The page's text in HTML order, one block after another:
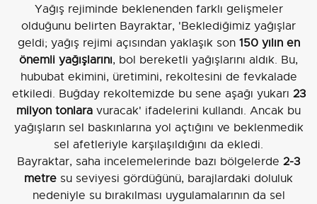
Yağış rejiminde beklenenden farklı gelişmeler
olduğunu belirten Bayraktar, 'Beklediğimiz yağışlar
geldi; yağış rejimi açısından yaklaşık son 150 yılın en
önemli yağışlarını, bol bereketli yağışlarını aldık. Bu,
hububat ekimini, üretimini, rekoltesini de fevkalade
etkiledi. Buğday rekoltemizde bu sene aşağı yukarı 23
milyon tonlara vuracak' ifadelerini kullandı. Ancak bu
yağışların sel baskınlarına yol açtığını ve beklenmedik
sel afetleriyle karşılaşıldığını da ekledi.
Bayraktar, saha incelemelerinde bazı bölgelerde 2-3
metre su seviyesi gördüğünü, barajlardaki doluluk
nedeniyle su bırakılması uygulamalarının da sel